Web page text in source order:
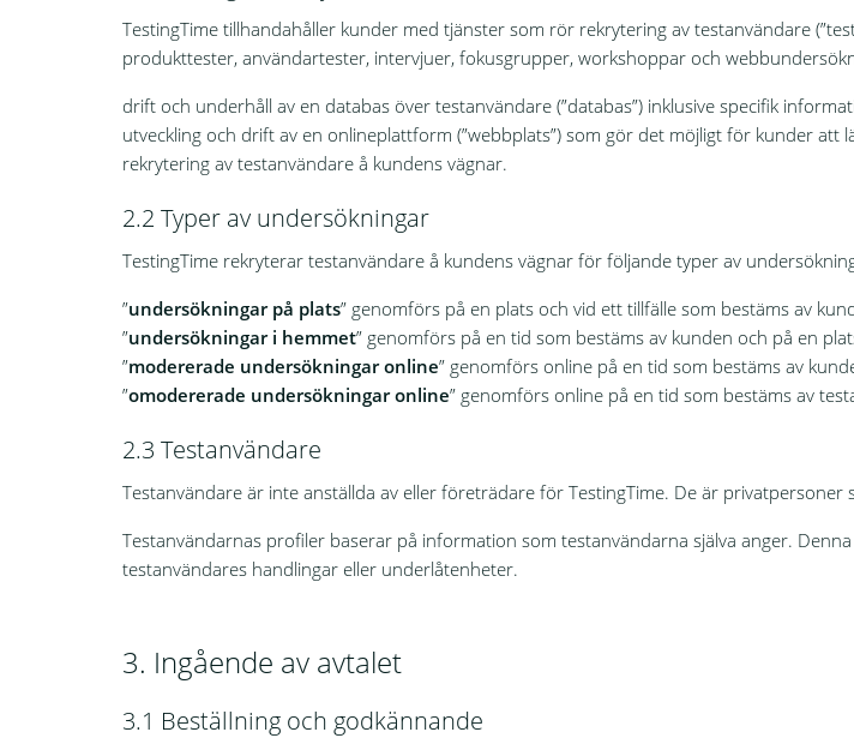
TestingTime tillhandahåller kunder med tjänster som rör rekrytering av testanvändare
produkttester, användartester, intervjuer, fokusgrupper, workshoppar och
drift och underhåll av en databas över testanvändare (”databas”) inklusive specifik
utveckling och drift av en onlineplattform (”webbplats”) som gör det möjligt för kunder
rekrytering av testanvändare å kundens vägnar.
2.2 Typer av undersökningar
TestingTime rekryterar testanvändare å kundens vägnar för följande typer av
”undersökningar på plats” genomförs på en plats och vid ett tillfälle som bestäms av
”undersökningar i hemmet” genomförs på en tid som bestäms av kunden och på en
”modererade undersökningar online” genomförs online på en tid som bestäms av
”omodererade undersökningar online” genomförs online på en tid som bestäms av
2.3 Testanvändare
Testanvändare är inte anställda av eller företrädare för TestingTime. De är
Testanvändarnas profiler baserar på information som testanvändarna själva anger.
testanvändares handlingar eller underlåtenheter.
3. Ingående av avtalet
3.1 Beställning och godkännande